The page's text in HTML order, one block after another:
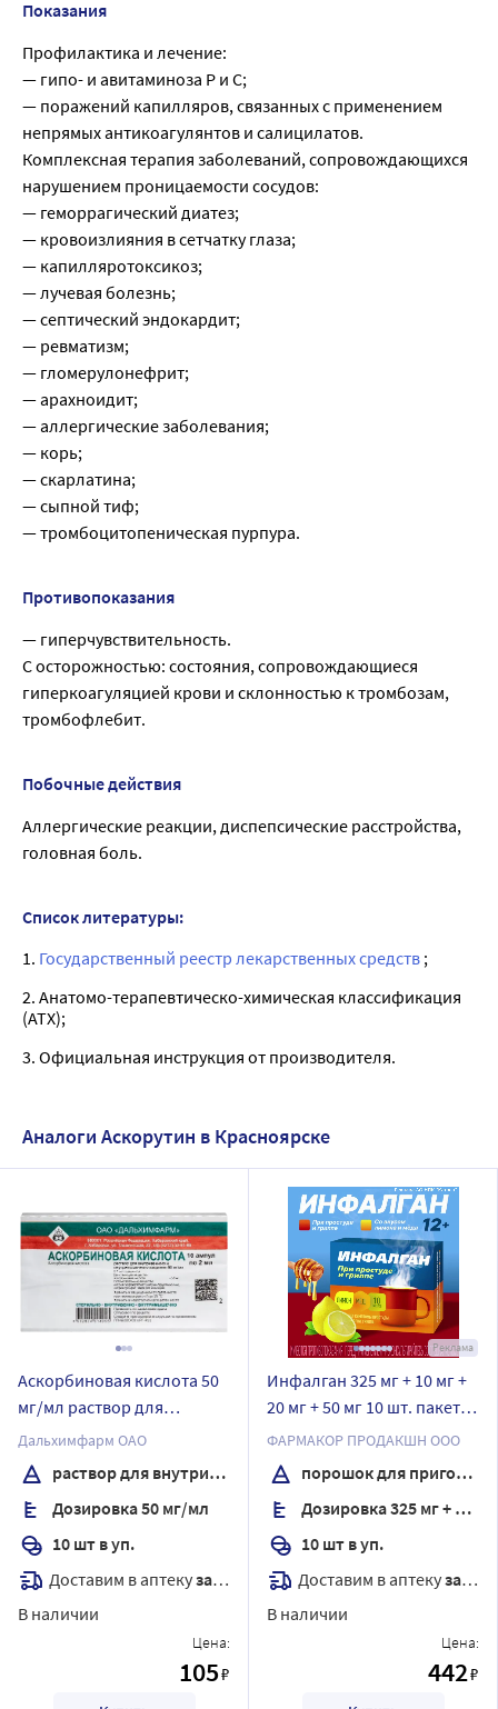
Показания
Профилактика и лечение:
— гипо- и авитаминоза Р и С;
— поражений капилляров, связанных с применением
непрямых антикоагулянтов и салицилатов.
Комплексная терапия заболеваний, сопровождающихся
нарушением проницаемости сосудов:
— геморрагический диатез;
— кровоизлияния в сетчатку глаза;
— капилляротоксикоз;
— лучевая болезнь;
— септический эндокардит;
— ревматизм;
— гломерулонефрит;
— арахноидит;
— аллергические заболевания;
— корь;
— скарлатина;
— сыпной тиф;
— тромбоцитопеническая пурпура.
Противопоказания
— гиперчувствительность.
C осторожностью: состояния, сопровождающиеся
гиперкоагуляцией крови и склонностью к тромбозам,
тромбофлебит.
Побочные действия
Аллергические реакции, диспепсические расстройства,
головная боль.
Список литературы:
1. Государственный реестр лекарственных средств ;
2. Анатомо-терапевтическо-химическая классификация
(ATX);
3. Официальная инструкция от производителя.
Аналоги Аскорутин в Красноярске
Аскорбиновая кислота 50
мг/мл раствор для
внутривенного и
внутримышечного
введения 2 мл ампулы 10
шт.
Дальхимфарм ОАО
раствор для внутривенного и внутримышечного введения
Дозировка 50 мг/мл
10 шт в уп.
Доставим в аптекузавтра
В наличии
Цена:
105₽
Реклама
Инфалган 325 мг + 10 мг +
20 мг + 50 мг 10 шт. пакет
порошок для
приготовления раствора
для приема внутрь 5 гр
аромат мед и лимон
ФАРМАКОР ПРОДАКШН ООО
порошок для приготовления раствора
Дозировка 325 мг + 10 мг + 20 мг + 50 мг
10 шт в уп.
Доставим в аптекузавтра
В наличии
Цена:
442₽